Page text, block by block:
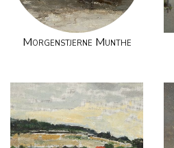
Morgenstjerne Munthe